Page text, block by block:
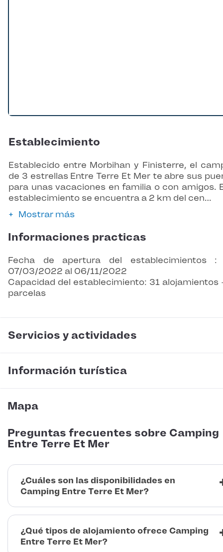
Establecimiento
Establecido entre Morbihan y Finisterre, el
de 3 estrellas Entre Terre Et Mer te abre sus
para unas vacaciones en familia o con amigos.
establecimiento se encuentra a 2 km del cen…
Mostrar más
Informaciones practicas
Fecha de apertura del establecimientos :
07/03/2022 al 06/11/2022
Capacidad del establecimiento: 31 alojamientos
parcelas
Servicios y actividades
Información turística
Mapa
Preguntas frecuentes sobre Camping
Entre Terre Et Mer
¿Cuáles son las disponibilidades en
Camping Entre Terre Et Mer?
¿Qué tipos de alojamiento ofrece Camping
Entre Terre Et Mer?